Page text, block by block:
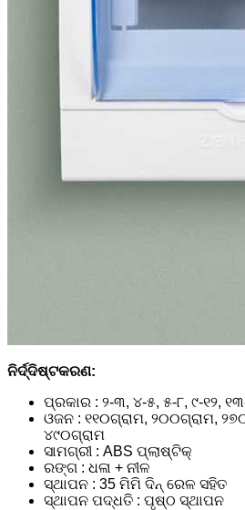
ନିର୍ଦ୍ଦିଷ୍ଟକରଣ:
ପ୍ରକାର : ୨-୩, ୪-୫, ୫-୮, ୯-୧୨,
ଓଜନ : ୧୧୦ଗ୍ରାମ, ୨୦୦ଗ୍ରାମ,
୪୯୦ଗ୍ରାମ
ସାମଗ୍ରୀ : ABS ପ୍ଲାଷ୍ଟିକ୍
ରଙ୍ଗ : ଧଳା + ନୀଳ
ସ୍ଥାପନ : 35 ମିମି ଦିନ୍ ରେଳ ସହିତ
ସ୍ଥାପନ ପଦ୍ଧତି : ପୃଷ୍ଠ ସ୍ଥାପନ